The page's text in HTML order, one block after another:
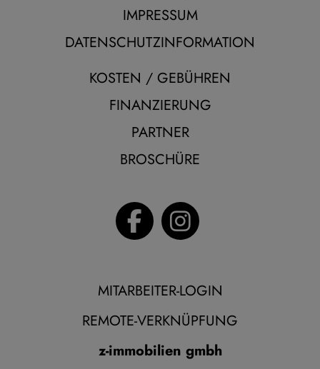
IMPRESSUM
DATENSCHUTZINFORMATION
KOSTEN / GEBÜHREN
FINANZIERUNG
PARTNER
BROSCHÜRE
MITARBEITER-LOGIN
REMOTE-VERKNÜPFUNG
z-immobilien gmbh